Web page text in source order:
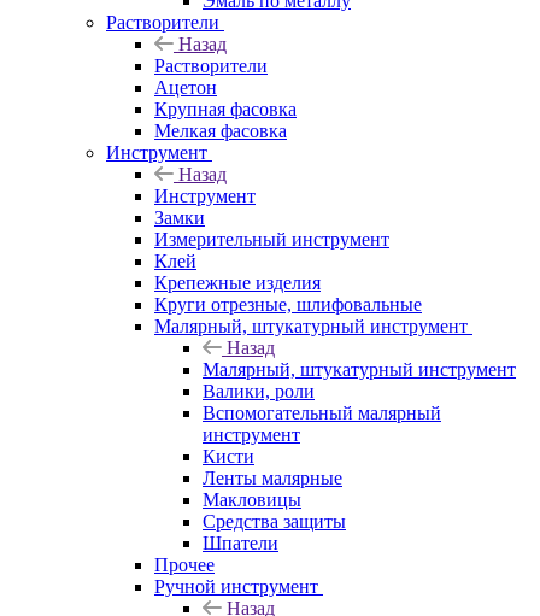
Растворители
Назад
Растворители
Ацетон
Крупная фасовка
Мелкая фасовка
Инструмент
Назад
Инструмент
Замки
Измерительный инструмент
Клей
Крепежные изделия
Круги отрезные, шлифовальные
Малярный, штукатурный инструмент
Назад
Малярный, штукатурный инструмент
Валики, роли
Вспомогательный малярный
инструмент
Кисти
Ленты малярные
Макловицы
Средства защиты
Шпатели
Прочее
Ручной инструмент
Назад